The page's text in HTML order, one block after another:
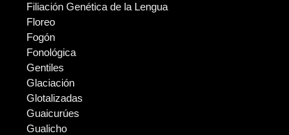
Filiación Genética de la Lengua
Floreo
Fogón
Fonológica
Gentiles
Glaciación
Glotalizadas
Guaicurúes
Gualicho